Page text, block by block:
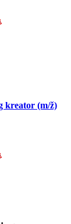
kreator (m/ž)